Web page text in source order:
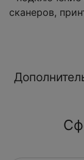
сканеров,